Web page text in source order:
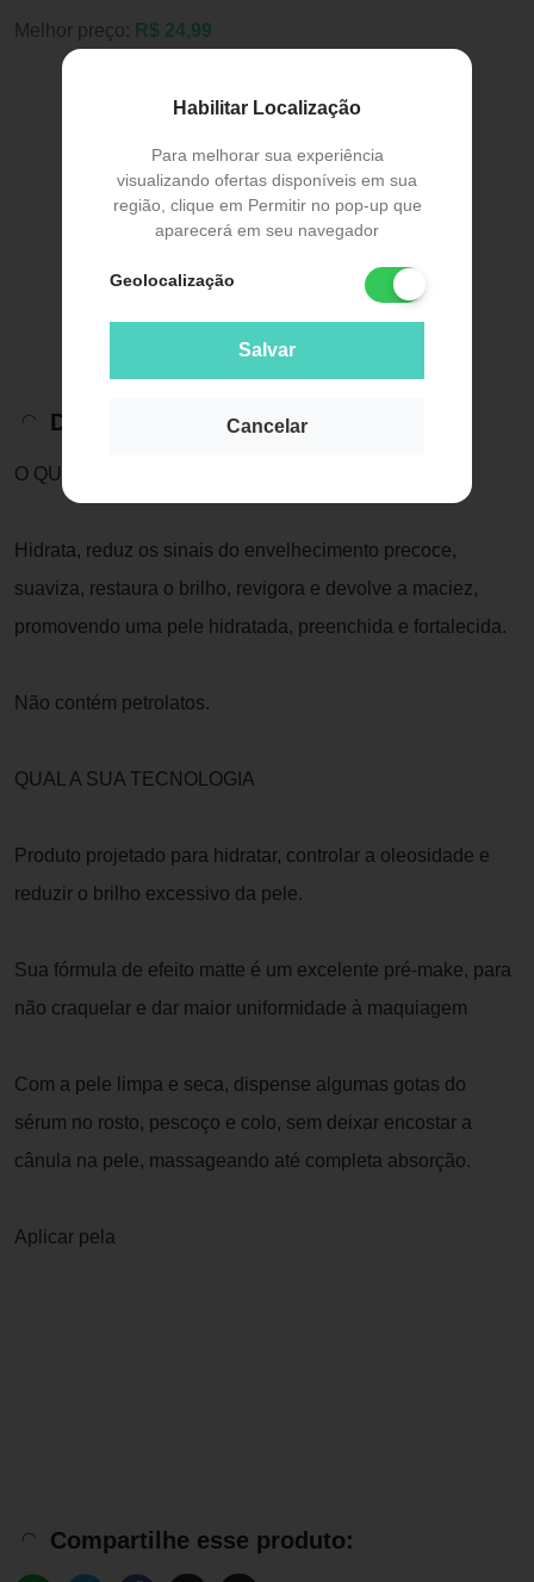
Habilitar Localização
Para melhorar sua experiência
visualizando ofertas disponíveis em sua
região, clique em Permitir no pop-up que
aparecerá em seu navegador
Geolocalização
Salvar
Cancelar
Melhor preço: R$ 24,99
Descrição do Produto
O QUE ESSE SÉRUM FAZ POR MIM?
Hidrata, reduz os sinais do envelhecimento precoce,
suaviza, restaura o brilho, revigora e devolve a maciez,
promovendo uma pele hidratada, preenchida e fortalecida.
Não contém petrolatos.
QUAL A SUA TECNOLOGIA
Produto projetado para hidratar, controlar a oleosidade e
reduzir o brilho excessivo da pele.
Sua fórmula de efeito matte é um excelente pré-make, para
não craquelar e dar maior uniformidade à maquiagem
Com a pele limpa e seca, dispense algumas gotas do
sérum no rosto, pescoço e colo, sem deixar encostar a
cânula na pele, massageando até completa absorção.
Aplicar pela
Compartilhe esse produto: